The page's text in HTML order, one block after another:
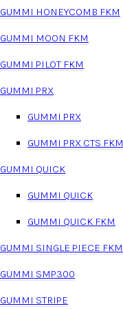
GUMMI HONEYCOMB FKM
GUMMI MOON FKM
GUMMI PILOT FKM
GUMMI PRX
GUMMI PRX
GUMMI PRX CTS FKM
GUMMI QUICK
GUMMI QUICK
GUMMI QUICK FKM
GUMMI SINGLE PIECE FKM
GUMMI SMP300
GUMMI STRIPE